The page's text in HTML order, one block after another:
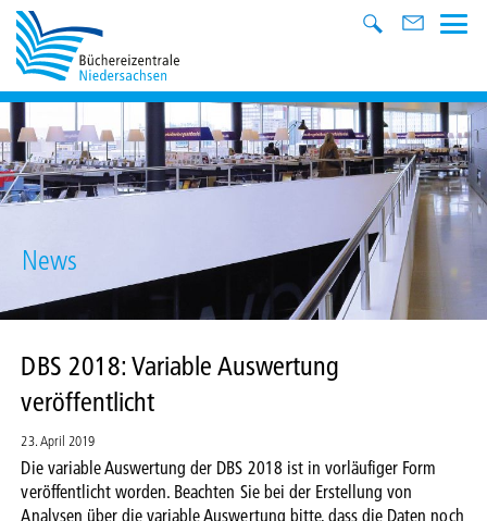
News
DBS 2018: Variable Auswertung
veröffentlicht
23. April 2019
Die variable Auswertung der DBS 2018 ist in vorläufiger Form
veröffentlicht worden. Beachten Sie bei der Erstellung von
Analysen über die variable Auswertung bitte, dass die Daten noch